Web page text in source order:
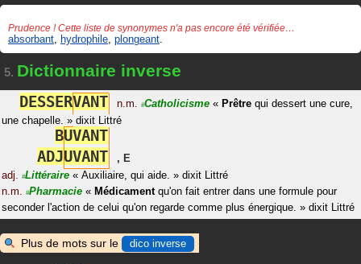
Prudence ! Cette liste de synonymes n'a pas encore été vérifiée…
absorbant hydrophile plongeant
5. Dictionnaire inverse
DESSERVANT n.m. #Catholicisme « Prêtre qui dessert une cure,
une chapelle. » dixit Littré
BUVANT
ADJUVANT , E
adj.
#Littéraire « Auxiliaire, qui aide. » dixit Littré
n.m.
#Pharmacie « Médicament qu'on fait entrer dans une formule pour
seconder l'action de celui qu'on regarde comme plus énergique. » dixit Littré
Plus de mots sur le dico inverse